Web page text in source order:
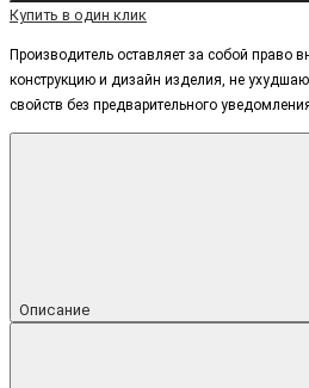
Купить в один клик
Производитель оставляет за собой право
конструкцию и дизайн изделия, не
свойств без предварительного
Описание